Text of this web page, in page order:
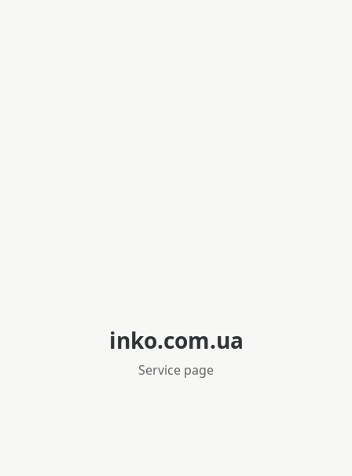
inko.com.ua
Service page